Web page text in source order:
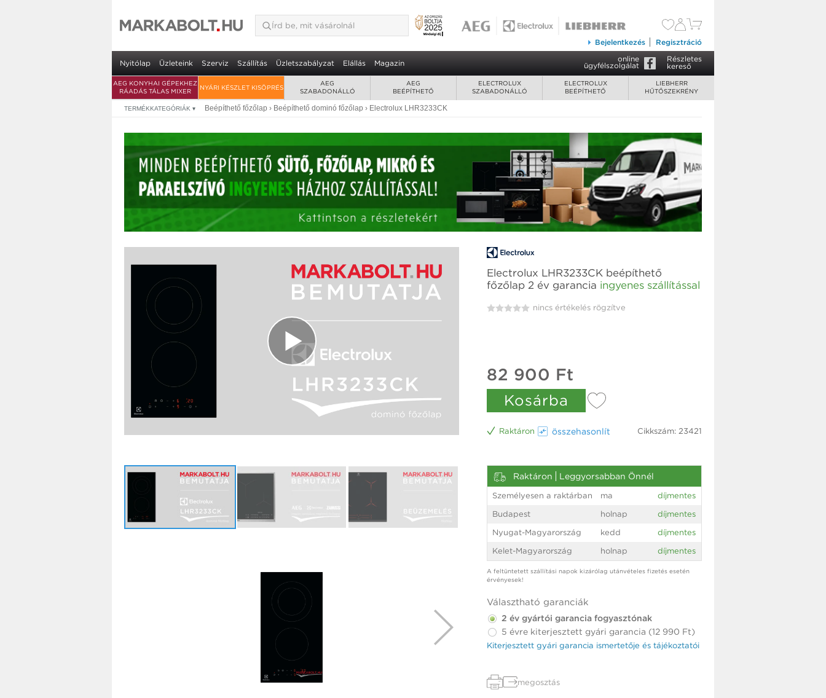
Bejelentkezés Regisztráció
Nyitólap Üzleteink Szerviz Szállítás Üzletszabályzat Elállás Magazin online
ügyfélszolgálat
Részletes
kereső
AEG KONYHAI GÉPEKHEZ
RÁADÁS TÁLAS MIXER
NYÁRI KÉSZLET KISÖPRÉS
AEG
SZABADONÁLLÓ
AEG
BEÉPÍTHETŐ
ELECTROLUX
SZABADONÁLLÓ
ELECTROLUX
BEÉPÍTHETŐ
LIEBHERR
HŰTŐSZEKRÉNY
TERMÉKKATEGÓRIÁK ▾ Beépíthető főzőlap › Beépíthető dominó főzőlap › Electrolux LHR3233CK
Electrolux LHR3233CK beépíthető
főzőlap 2 év garancia ingyenes szállítással
nincs értékelés rögzítve
82 900 Ft
Kosárba
Raktáron össze­hasonlít Cikkszám: 23421
Raktáron Leggyorsabban Önnél
Személyesen a raktárban ma
díjmentes
Budapest
holnap
díjmentes
Nyugat-Magyarország
kedd
díjmentes
Kelet-Magyarország
holnap díjmentes
A feltüntetett szállítási napok kizárólag utánvételes fizetés esetén
érvényesek!
Választható garanciák
2 év gyártói garancia fogyasztónak
5 évre kiterjesztett gyári garancia (12 990 Ft)
Kiterjesztett gyári garancia ismertetője és tájékoztatói
megosztás
garanciaingyenes szállítással
• önálló dominő 2 lapos kerámia főzőlap • Touch Control
82 900 Ft Kosárba tesz